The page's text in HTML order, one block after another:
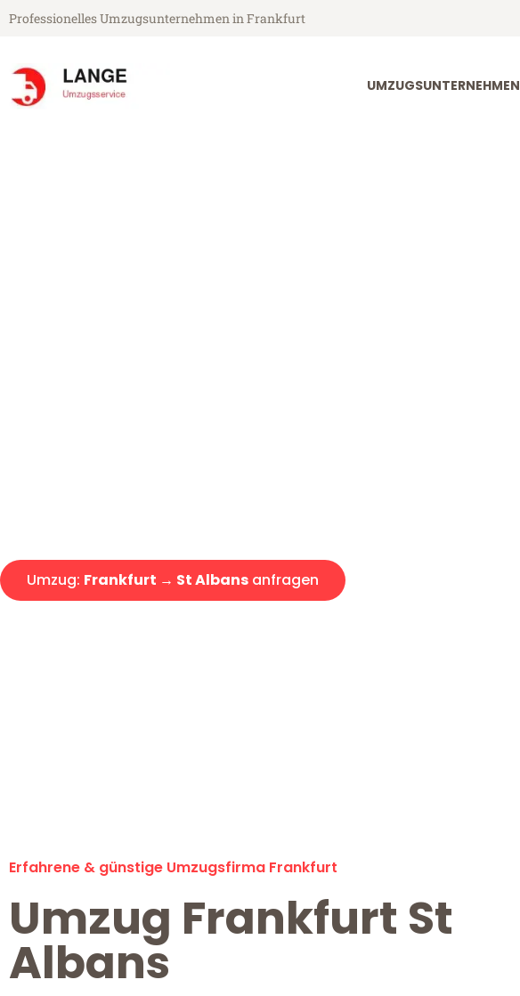
Professionelles Umzugsunternehmen in Frankfurt
UMZUGSUNTERNEHMEN
Umzug: Frankfurt → St Albans anfragen
Erfahrene & günstige Umzugsfirma Frankfurt
Umzug Frankfurt St
Albans